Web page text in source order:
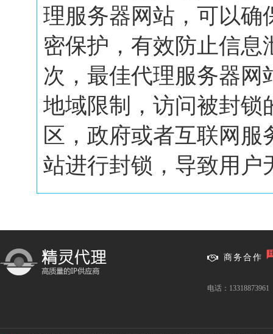
理服务器网站，可以确
密保护，有效防止信
次，最佳代理服务器
地域限制，访问被封锁
区，政府或者互联网
站进行封锁，导致用户
商务合作
电话：13318873961